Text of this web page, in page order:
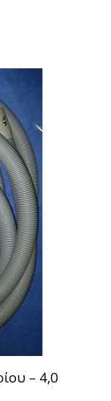
– 4,0